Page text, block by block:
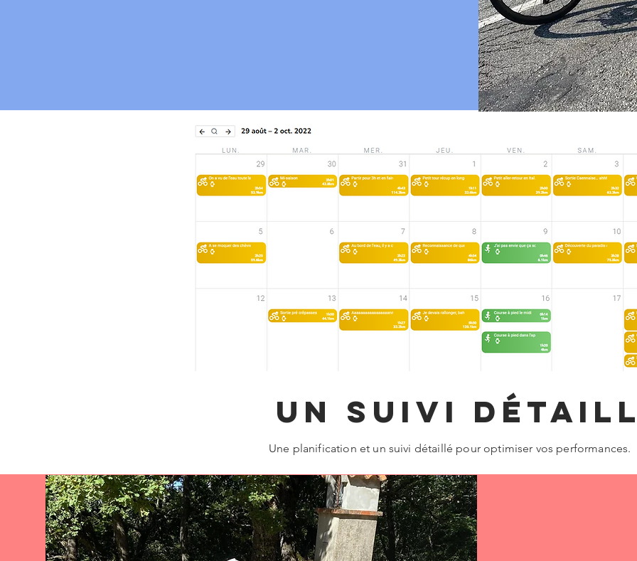
un suivi
Une planification et un suivi détaillé pour optimiser vos performances.